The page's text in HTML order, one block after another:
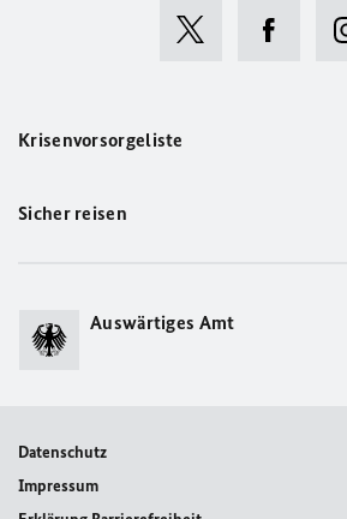
Krisenvorsorgeliste
Sicher reisen
Auswärtiges Amt
Datenschutz
Impressum